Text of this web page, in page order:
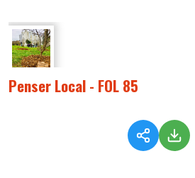
Penser Local - FOL 85